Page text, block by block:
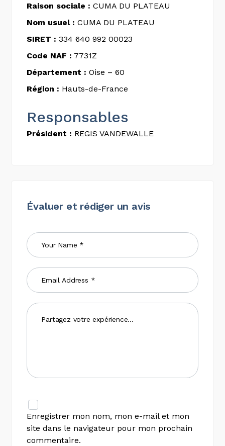
Raison sociale : CUMA DU PLATEAU
Nom usuel : CUMA DU PLATEAU
SIRET : 334 640 992 00023
Code NAF : 7731Z
Département : Oise – 60
Région : Hauts-de-France
Responsables
Président : REGIS VANDEWALLE
Évaluer et rédiger un avis
Enregistrer mon nom, mon e-mail et mon
site dans le navigateur pour mon prochain
commentaire.